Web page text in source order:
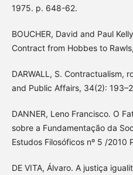
1975. p. 648-62.
BOUCHER, David and Paul
Contract from Hobbes to
DARWALL, S. Contractualism,
and Public Affairs, 34(2):
DANNER, Leno Francisco. O
sobre a Fundamentação da
Estudos Filosóficos nº 5 /2010
DE VITA, Álvaro. A justiça